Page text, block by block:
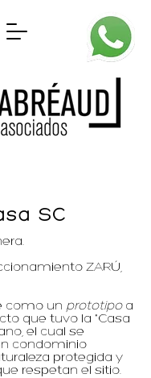
SC
ZARÚ,
como un prototipoa
que tuvo la "Casa
el cual se
condominio
protegida y
respetan el sitio.